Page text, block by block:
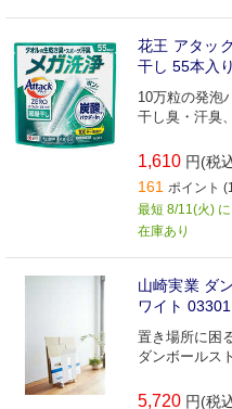
花王 アタッ
干し 55本入り
10万粒の発泡
干し臭・汗臭
1,610 円(税
161 ポイント
最短 8/11(火)
在庫あり
山崎実業 ダ
ワイト 03301
置き場所に困
ダンボールス
5,720 円(税